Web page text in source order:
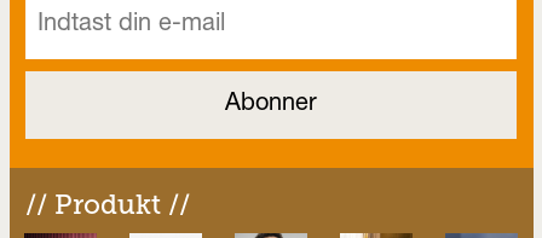
// Produkt //